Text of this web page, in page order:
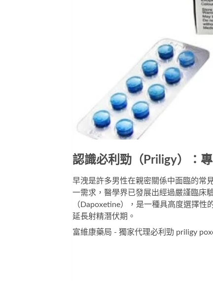
認識必利勁（Priligy）：
早洩是許多男性在親密關係中面臨的常
一需求，醫學界已發展出經過嚴謹臨床
（Dapoxetine），是一種具高度選擇
延長射精潛伏期。
富維康藥局 - 獨家代理必利勁 priligy